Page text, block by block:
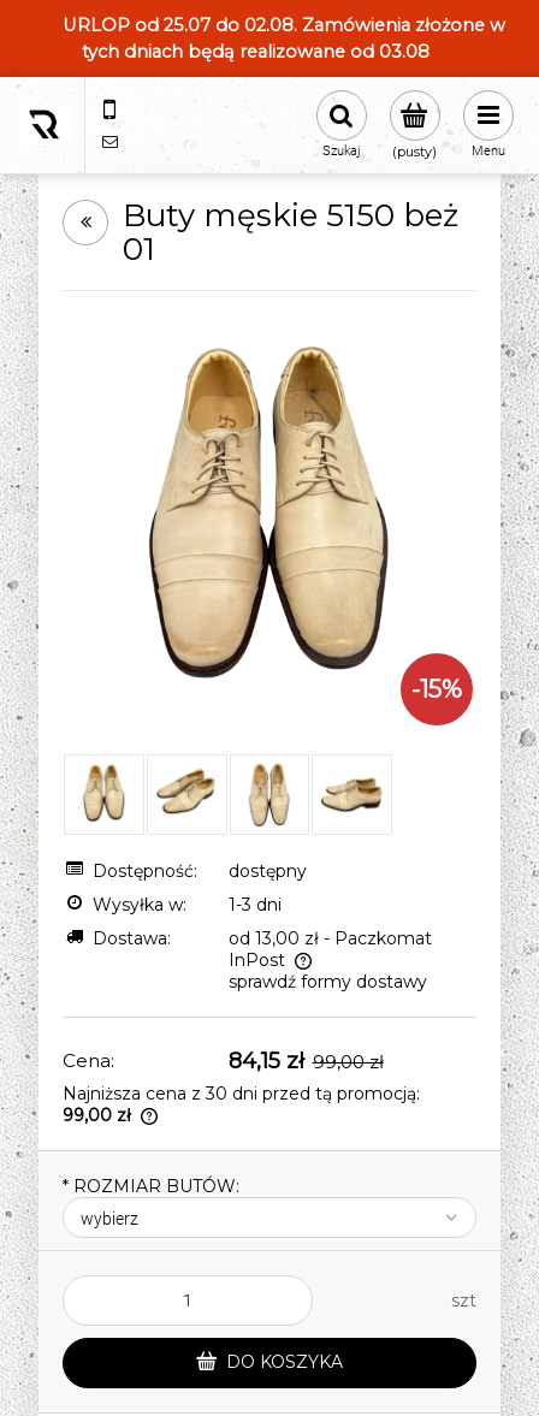
URLOP od 25.07 do 02.08. Zamówienia złożone w
tych dniach będą realizowane od 03.08
604554331
sklep@roland-modameska.pl (pusty)
Szukaj Menu
Buty męskie 5150 beż
01
-15%
Dostępność:
dostępny
Wysyłka w:
1-3 dni
Dostawa:
od 13,00 zł - Paczkomat
InPost
Cena nie zawiera ewentualnych kosztów
sprawdź formy dostawy
Cena: 84,15 zł 99,00 zł
Najniższa cena z 30 dni przed tą promocją:
99,00 zł
cena od momentu, kiedy produkt
* ROZMIAR BUTÓW:
szt
DO KOSZYKA